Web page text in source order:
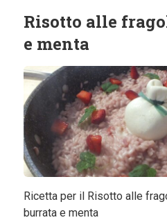
Risotto alle
e menta
Ricetta per il Risotto alle
burrata e menta